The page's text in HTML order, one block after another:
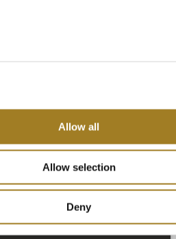
Allow all
Allow selection
Deny